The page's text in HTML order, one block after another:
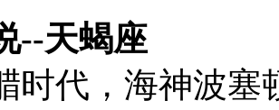
--天蝎座
时代，海神波塞